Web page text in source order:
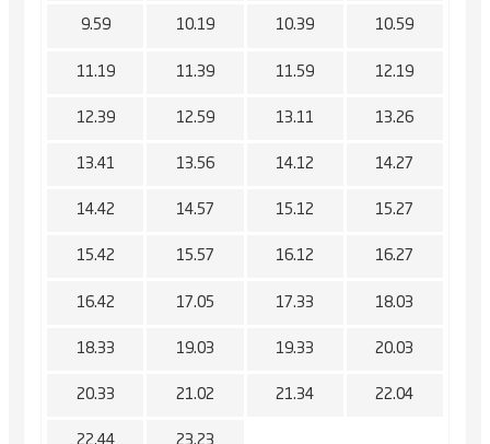
9.59 10.19 10.39 10.59
11.19 11.39 11.59 12.19
12.39 12.59 13.11 13.26
13.41 13.56 14.12 14.27
14.42 14.57 15.12 15.27
15.42 15.57 16.12 16.27
16.42 17.05 17.33 18.03
18.33 19.03 19.33 20.03
20.33 21.02 21.34 22.04
22.44 23.23